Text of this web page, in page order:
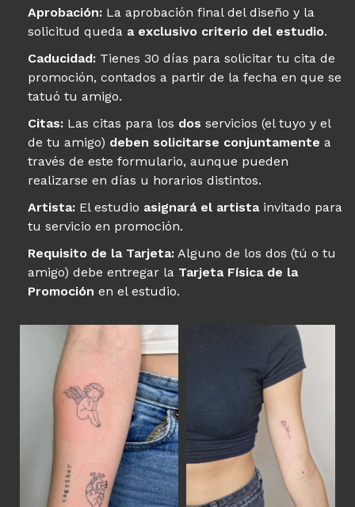
Aprobación: La aprobación final del diseño y la
solicitud queda a exclusivo criterio del estudio.
Caducidad: Tienes 30 días para solicitar tu cita de
promoción, contados a partir de la fecha en que se
tatuó tu amigo.
Citas: Las citas para los dos servicios (el tuyo y el
de tu amigo) deben solicitarse conjuntamente a
través de este formulario, aunque pueden
realizarse en días u horarios distintos.
Artista: El estudio asignará el artistainvitado para
tu servicio en promoción.
Requisito de la Tarjeta: Alguno de los dos (tú o tu
amigo) debe entregar la Tarjeta Física de la
Promoción en el estudio.